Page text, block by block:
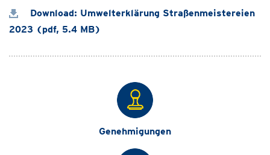
Download: Umwelterklärung Straßenmeistereien
2023 (pdf, 5.4 MB)
Genehmigungen